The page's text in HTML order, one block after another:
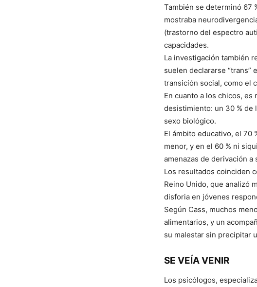
También se determinó 67
mostraba
(trastorno del espectro
capacidades.
La investigación también
suelen declararse “trans”
transición social, como el
En cuanto a los chicos,
desistimiento: un 30 % de
sexo biológico.
El ámbito educativo, el 70
menor, y en el 60 % ni
amenazas de derivación a
Los resultados coinciden
Reino Unido, que analizó
disforia en jóvenes
Según Cass, muchos
alimentarios, y un
su malestar sin precipitar
SE VEÍA VENIR
Los psicólogos,